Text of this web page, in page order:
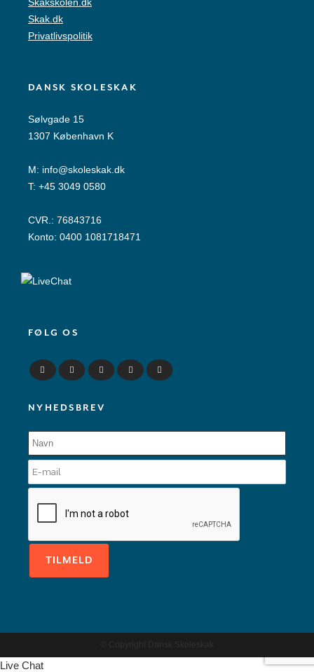
Skak.dk
Privatlivspolitik
DANSK SKOLESKAK
Sølvgade 15
1307 København K
M: info@skoleskak.dk
T: +45 3049 0580
CVR.: 76843716
Konto: 0400 1081718471
FØLG OS
NYHEDSBREV
© Copyright Dansk Skoleskak
Live Chat